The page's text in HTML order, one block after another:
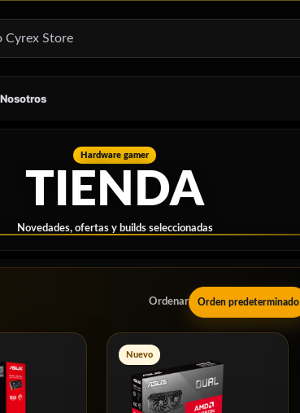
Nosotros
Hardware gamer
TIENDA
Novedades, ofertas y builds seleccionadas
Ordenar Orden predeterminado
Nuevo